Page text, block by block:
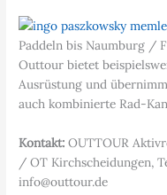
Paddeln bis Naumburg /
Outtour bietet
Ausrüstung und
auch kombinierte Rad-
Kontakt: OUTTOUR
/ OT Kirchscheidungen,
info@outtour.de